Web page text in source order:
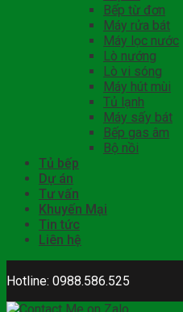
Bếp từ đơn
Máy rửa bát
Máy lọc nước
Lò nướng
Lò vi sóng
Máy hút mùi
Tủ lạnh
Máy sấy bát
Bếp gas âm
Bộ nồi
Tủ bếp
Dự án
Tư vấn
Khuyến Mại
Tin tức
Liên hệ
Hotline: 0988.586.525